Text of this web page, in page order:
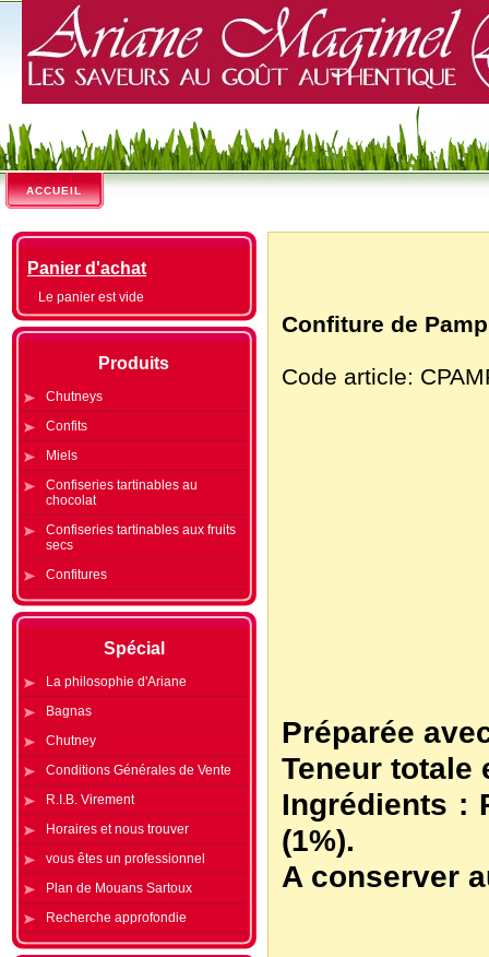
ACCUEIL
Panier d'achat
Le panier est vide
Produits
Chutneys
Confits
Miels
Confiseries tartinables au
chocolat
Confiseries tartinables aux fruits
secs
Confitures
Spécial
La philosophie d'Ariane
Bagnas
Chutney
Conditions Générales de Vente
R.I.B. Virement
Horaires et nous trouver
vous êtes un professionnel
Plan de Mouans Sartoux
Recherche approfondie
Confiture de
Code article:
Préparée
Teneur totale
Ingrédients :
(1%).
A conserver